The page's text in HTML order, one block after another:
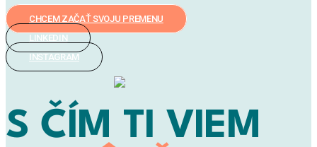
CHCEM ZAČAŤ SVOJU PREMENU
LINKEDIN
INSTAGRAM
S ČÍM TI VIEM